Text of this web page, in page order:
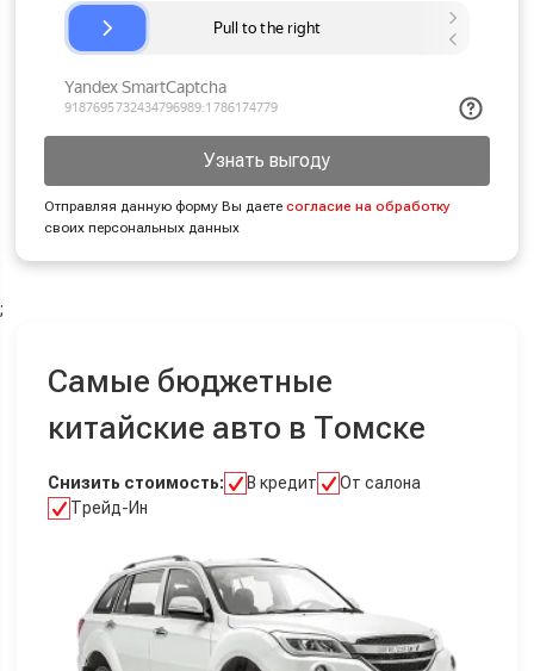
Узнать выгоду
Отправляя данную форму Вы даетесогласие на обработку
своих персональных данных
;
Самые бюджетные
китайские авто в Томске
Снизить стоимость: В кредит
От салона
Трейд-Ин